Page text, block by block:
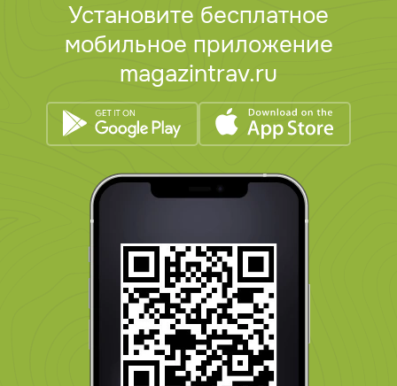
Установите бесплатное
мобильное приложение
magazintrav.ru